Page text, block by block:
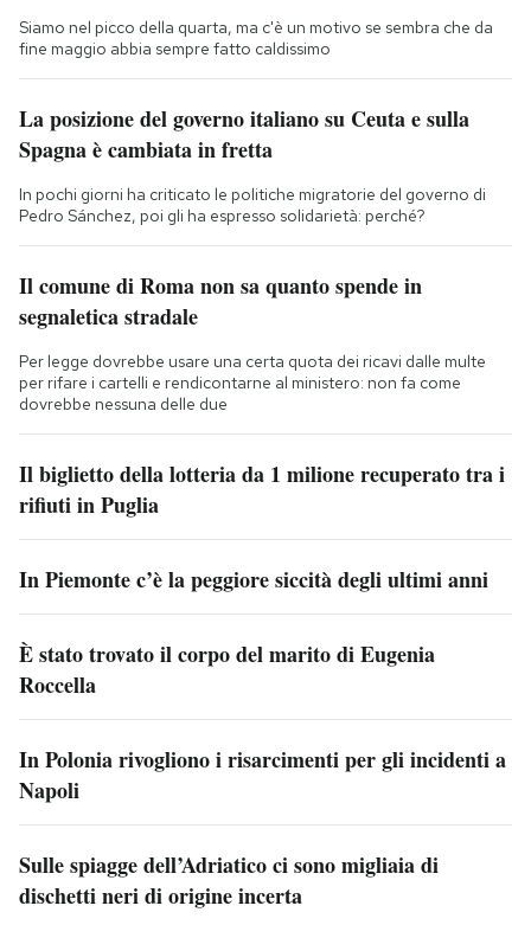
Siamo nel picco della quarta, ma c'è un motivo se sembra che da
fine maggio abbia sempre fatto caldissimo
La posizione del governo italiano su Ceuta e sulla
Spagna è cambiata in fretta
In pochi giorni ha criticato le politiche migratorie del governo di
Pedro Sánchez, poi gli ha espresso solidarietà: perché?
Il comune di Roma non sa quanto spende in
segnaletica stradale
Per legge dovrebbe usare una certa quota dei ricavi dalle multe
per rifare i cartelli e rendicontarne al ministero: non fa come
dovrebbe nessuna delle due
Il biglietto della lotteria da 1 milione recuperato tra i
rifiuti in Puglia
In Piemonte c’è la peggiore siccità degli ultimi anni
È stato trovato il corpo del marito di Eugenia
Roccella
In Polonia rivogliono i risarcimenti per gli incidenti a
Napoli
Sulle spiagge dell’Adriatico ci sono migliaia di
dischetti neri di origine incerta